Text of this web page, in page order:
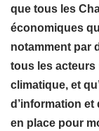
que tous les
économiques
notamment par
tous les acteurs
climatique, et
d’information
en place pour